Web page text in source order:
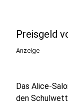
Preisgeld
Anzeige
Das Alice-
den